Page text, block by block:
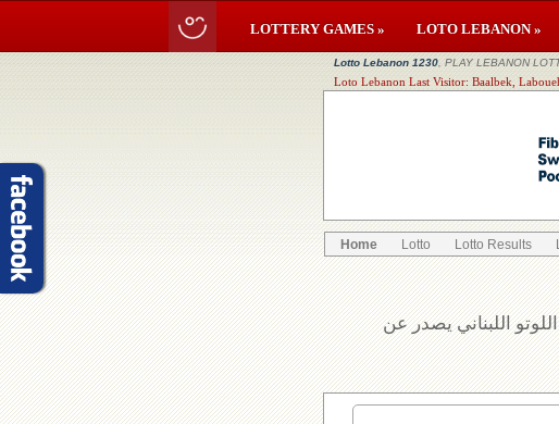
LOTTERY GAMES » LOTO LEBANON »
Lotto Lebanon 1230 , PLAY LEBANON
Loto Lebanon Last Visitor: Baalbek,
Home Lotto Lotto Results
اللبناني يصدر عن